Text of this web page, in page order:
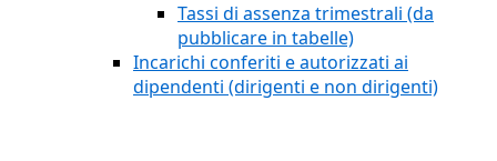
Tassi di assenza trimestrali (da
pubblicare in tabelle)
Incarichi conferiti e autorizzati ai
dipendenti (dirigenti e non dirigenti)